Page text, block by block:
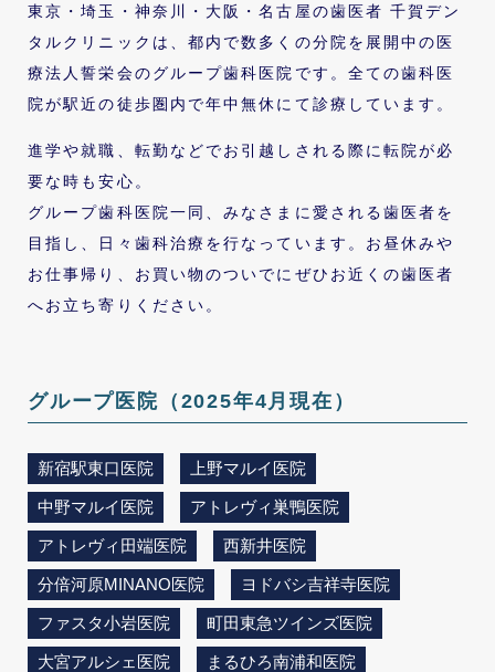
東京・埼玉・神奈川・大阪・名古屋の歯医者 千賀デン
タルクリニックは、都内で数多くの分院を展開中の医
療法人誓栄会のグループ歯科医院です。全ての歯科医
院が駅近の徒歩圏内で年中無休にて診療しています。
進学や就職、転勤などでお引越しされる際に転院が必
要な時も安心。
グループ歯科医院一同、みなさまに愛される歯医者を
目指し、日々歯科治療を行なっています。お昼休みや
お仕事帰り、お買い物のついでにぜひお近くの歯医者
へお立ち寄りください。
グループ医院（2025年4月現在）
新宿駅東口医院 上野マルイ医院
中野マルイ医院 アトレヴィ巣鴨医院
アトレヴィ田端医院 西新井医院
分倍河原MINANO医院 ヨドバシ吉祥寺医院
ファスタ小岩医院 町田東急ツインズ医院
大宮アルシェ医院 まるひろ南浦和医院